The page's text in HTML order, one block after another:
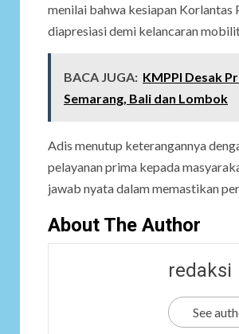
menilai bahwa kesiapan
diapresiasi demi kelancaran
BACA JUGA: KMPPI Desak
Semarang, Bali dan Lombok
Adis menutup keterangannya
pelayanan prima kepada
jawab nyata dalam memastikan
About The Author
redaksi
See